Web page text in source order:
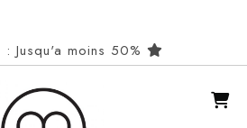
: Jusqu'a moins 50%